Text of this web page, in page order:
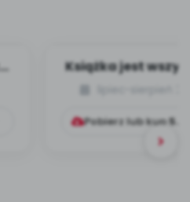
Książka jest
Pobierz lub kup